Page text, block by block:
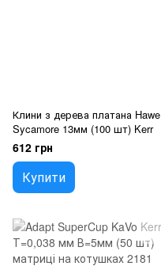
Клини з дерева платана Hawe
Sycamore 13мм (100 шт) Kerr
612 грн
Купити